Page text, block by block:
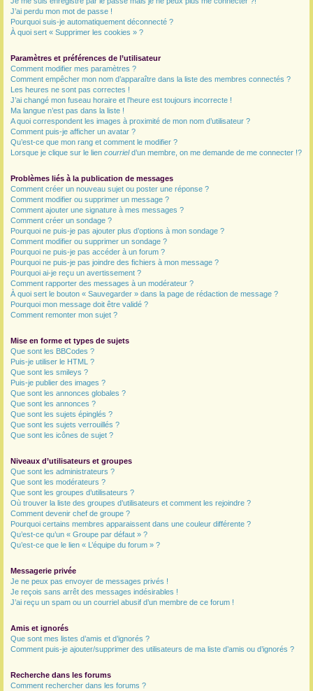
J’ai perdu mon mot de passe !
Pourquoi suis-je automatiquement déconnecté ?
À quoi sert « Supprimer les cookies » ?
Paramètres et préférences de l’utilisateur
Comment modifier mes paramètres ?
Comment empêcher mon nom d’apparaître dans la liste des membres connectés ?
Les heures ne sont pas correctes !
J’ai changé mon fuseau horaire et l’heure est toujours incorrecte !
Ma langue n’est pas dans la liste !
A quoi correspondent les images à proximité de mon nom d’utilisateur ?
Comment puis-je afficher un avatar ?
Qu’est-ce que mon rang et comment le modifier ?
Lorsque je clique sur le lien courrield’un membre, on me demande de me connecter !?
Problèmes liés à la publication de messages
Comment créer un nouveau sujet ou poster une réponse ?
Comment modifier ou supprimer un message ?
Comment ajouter une signature à mes messages ?
Comment créer un sondage ?
Pourquoi ne puis-je pas ajouter plus d’options à mon sondage ?
Comment modifier ou supprimer un sondage ?
Pourquoi ne puis-je pas accéder à un forum ?
Pourquoi ne puis-je pas joindre des fichiers à mon message ?
Pourquoi ai-je reçu un avertissement ?
Comment rapporter des messages à un modérateur ?
À quoi sert le bouton « Sauvegarder » dans la page de rédaction de message ?
Pourquoi mon message doit être validé ?
Comment remonter mon sujet ?
Mise en forme et types de sujets
Que sont les BBCodes ?
Puis-je utiliser le HTML ?
Que sont les smileys ?
Puis-je publier des images ?
Que sont les annonces globales ?
Que sont les annonces ?
Que sont les sujets épinglés ?
Que sont les sujets verrouillés ?
Que sont les icônes de sujet ?
Niveaux d’utilisateurs et groupes
Que sont les administrateurs ?
Que sont les modérateurs ?
Que sont les groupes d’utilisateurs ?
Où trouver la liste des groupes d’utilisateurs et comment les rejoindre ?
Comment devenir chef de groupe ?
Pourquoi certains membres apparaissent dans une couleur différente ?
Qu’est-ce qu’un « Groupe par défaut » ?
Qu’est-ce que le lien « L’équipe du forum » ?
Messagerie privée
Je ne peux pas envoyer de messages privés !
Je reçois sans arrêt des messages indésirables !
J’ai reçu un spam ou un courriel abusif d’un membre de ce forum !
Amis et ignorés
Que sont mes listes d’amis et d’ignorés ?
Comment puis-je ajouter/supprimer des utilisateurs de ma liste d’amis ou d’ignorés ?
Recherche dans les forums
Comment rechercher dans les forums ?